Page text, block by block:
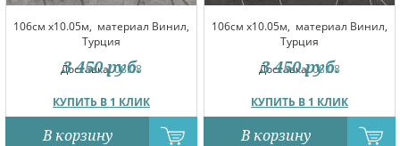
106см x10.05м, материал Винил,
Турция
Доставка:08.08
КУПИТЬ В 1 КЛИК
3 450 руб.
В корзину
106см x10.05м, материал Винил,
Турция
Доставка:08.08
КУПИТЬ В 1 КЛИК
3 450 руб.
В корзину